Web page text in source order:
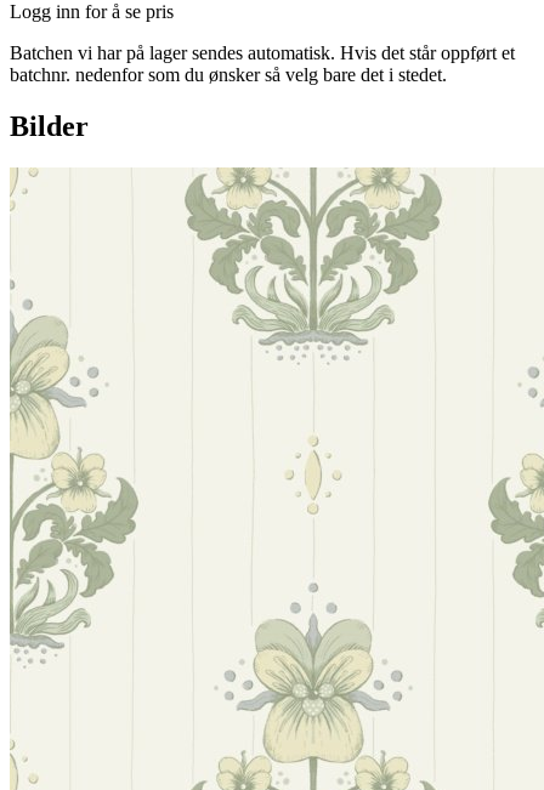
Logg inn for å se pris
Batchen vi har på lager sendes automatisk. Hvis det står oppført et
batchnr. nedenfor som du ønsker så velg bare det i stedet.
Bilder